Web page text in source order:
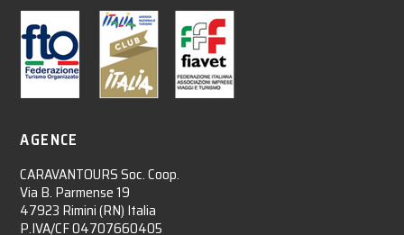
AGENCE
CARAVANTOURS Soc. Coop.
Via B. Parmense 19
47923 Rimini (RN) Italia
P.IVA/CF 04707660405